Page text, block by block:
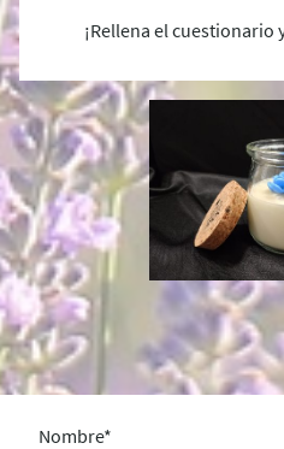
¡Rellena el cuestionario
Nombre*